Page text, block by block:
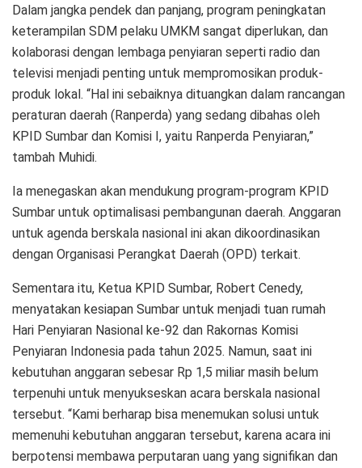
Dalam jangka pendek dan panjang, program peningkatan
keterampilan SDM pelaku UMKM sangat diperlukan, dan
kolaborasi dengan lembaga penyiaran seperti radio dan
televisi menjadi penting untuk mempromosikan produk-
produk lokal. “Hal ini sebaiknya dituangkan dalam rancangan
peraturan daerah (Ranperda) yang sedang dibahas oleh
KPID Sumbar dan Komisi I, yaitu Ranperda Penyiaran,”
tambah Muhidi.
Ia menegaskan akan mendukung program-program KPID
Sumbar untuk optimalisasi pembangunan daerah. Anggaran
untuk agenda berskala nasional ini akan dikoordinasikan
dengan Organisasi Perangkat Daerah (OPD) terkait.
Sementara itu, Ketua KPID Sumbar, Robert Cenedy,
menyatakan kesiapan Sumbar untuk menjadi tuan rumah
Hari Penyiaran Nasional ke-92 dan Rakornas Komisi
Penyiaran Indonesia pada tahun 2025. Namun, saat ini
kebutuhan anggaran sebesar Rp 1,5 miliar masih belum
terpenuhi untuk menyukseskan acara berskala nasional
tersebut. “Kami berharap bisa menemukan solusi untuk
memenuhi kebutuhan anggaran tersebut, karena acara ini
berpotensi membawa perputaran uang yang signifikan dan